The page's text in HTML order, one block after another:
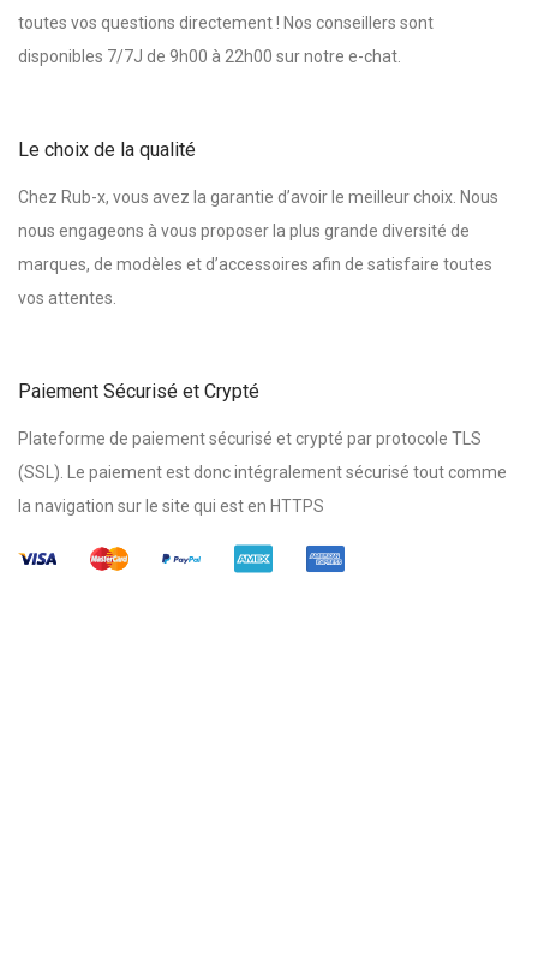
toutes vos questions directement ! Nos conseillers sont
disponibles 7/7J de 9h00 à 22h00 sur notre e-chat.
Le choix de la qualité
Chez Rub-x, vous avez la garantie d’avoir le meilleur choix. Nous
nous engageons à vous proposer la plus grande diversité de
marques, de modèles et d’accessoires afin de satisfaire toutes
vos attentes.
Paiement Sécurisé et Crypté
Plateforme de paiement sécurisé et crypté par protocole TLS
(SSL). Le paiement est donc intégralement sécurisé tout comme
la navigation sur le site qui est en HTTPS